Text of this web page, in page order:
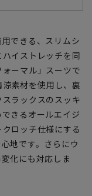
できる、スリムシ
イストレッチを同
ーマル」スーツで
素材を使用し、裏
ラックスのスッキ
きるオールエイジ
ロッチ仕様にする
地です。さらにウ
化にも対応しま